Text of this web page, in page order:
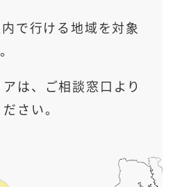
で行ける地域を対象
は、ご相談窓口より
さい。